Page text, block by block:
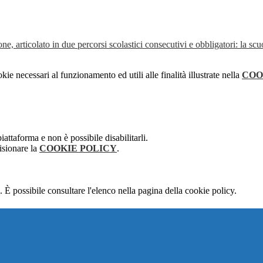
articolato in due percorsi scolastici consecutivi e obbligatori: la
necessari al funzionamento ed utili alle finalità illustrate nella
e non è possibile disabilitarli.
la COOKIE POLICY.
possibile consultare l'elenco nella pagina della cookie policy.